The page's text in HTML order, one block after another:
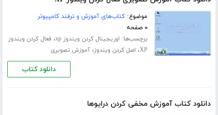
موضوع:کتاب‌های آموزش و ترفند کامپیوتر
۰ صفحه
برچسب‌ها: اوریجینال کردن ویندوز xp ، فعال کردن ویندوز
XP، اصل کردن ویندوز،آموزش تصویری
دانلود کتاب
دانلود کتاب آموزش مخفی کردن درایوها